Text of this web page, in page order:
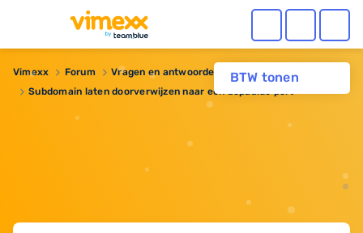
BTW tonen
Vimexx Forum Vragen en antwoorden
Domeinnaam
Subdomain laten doorverwijzen naar een bepaalde port